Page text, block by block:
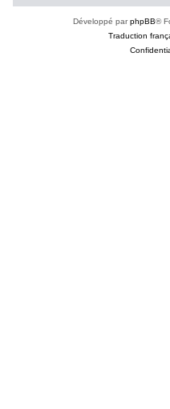
Développé parphpBB®
Traduction